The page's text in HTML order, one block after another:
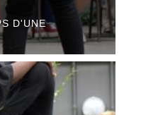
D'UNE